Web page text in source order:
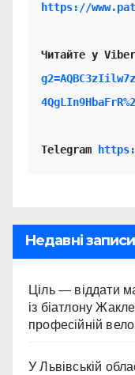
https://
Читайте у Viber
Telegram
Недавні записи
Ціль — віддати
із біатлону
професійній
У Львівській